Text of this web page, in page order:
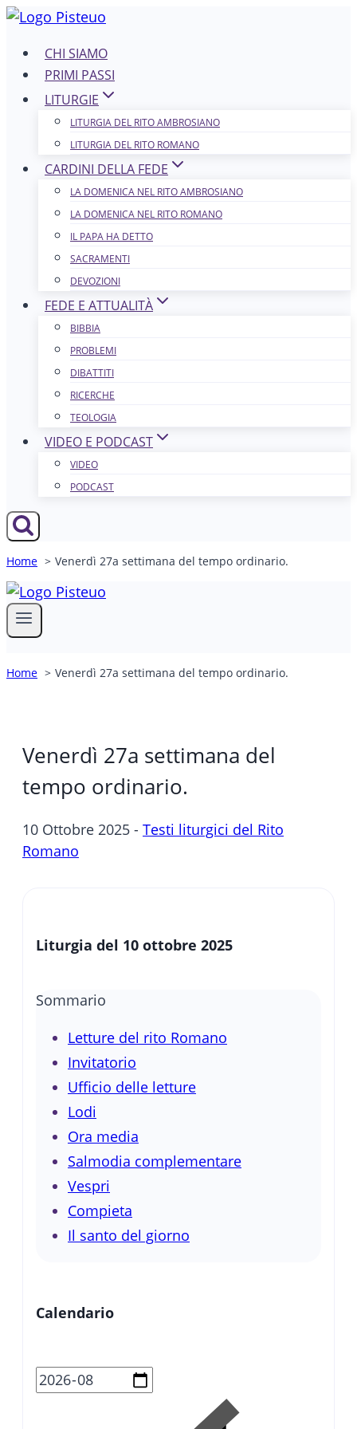
Salta
contenutoCHI SIAMO
PRIMI PASSI
LITURGIE
LITURGIA DEL RITO AMBROSIANO
LITURGIA DEL RITO ROMANO
CARDINI DELLA FEDE
LA DOMENICA NEL R​​​​​​ITO AMBROSIANO
LA DOMENICA NEL RITO ROMANO
IL PAPA HA DETTO
SACRAMENTI
DEVOZIONI
FEDE E ATTUALITÀ
BIBBIA
PROBLEMI
DIBATTITI
RICERCHE
TEOLOGIA
VIDEO E PODCAST
VIDEO
PODCAST
Home Venerdì 27a settimana del tempo ordinario.
Home Venerdì 27a settimana del tempo ordinario.
Venerdì 27a settimana del
tempo ordinario.
10 Ottobre 2025 - Testi liturgici del Rito
Romano
Liturgia del 10 ottobre 2025
Sommario
Letture del rito Romano
Invitatorio
Ufficio delle letture
Lodi
Ora media
Salmodia complementare
Vespri
Compieta
Il santo del giorno
Calendario